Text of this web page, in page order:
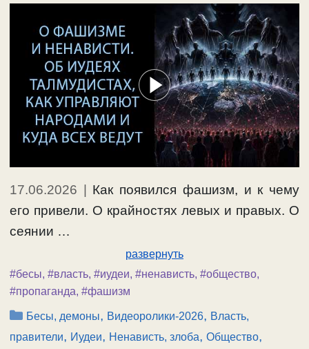
17.06.2026
Как появился фашизм, и к чему
его привели. О крайностях левых и правых. О
сеянии …
развернуть
#бесы, #власть, #иудеи, #ненависть, #общество,
#пропаганда, #фашизм
Рубрики
Бесы, демоны, Видеоролики-2026, Власть,
правители, Иудеи, Ненависть, злоба, Общество,